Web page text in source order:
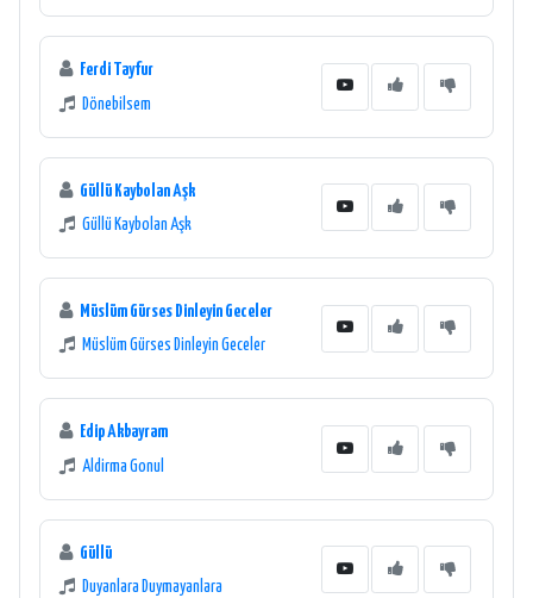
Ferdi Tayfur
Dönebilsem
Güllü Kaybolan Aşk
Güllü Kaybolan Aşk
Müslüm Gürses Dinleyin Geceler
Müslüm Gürses Dinleyin Geceler
Edip Akbayram
Aldirma Gonul
Güllü
Duyanlara Duymayanlara